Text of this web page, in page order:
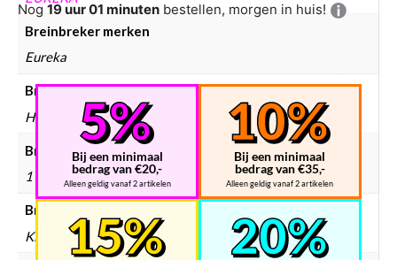
Breinbreker merken
Eureka
Breinbreker materiaal
Hout
Breinbreker aantal spelers
1
Breinbreker doelgroep
Kinderen, Volwassenen
Nog19 uur 01 minutenbestellen, morgen in huis!
Bij een minimaal
bedrag van €20,-
Alleen geldig vanaf 2 artikelen
Bij een minimaal
bedrag van €35,-
Alleen geldig vanaf 2 artikelen